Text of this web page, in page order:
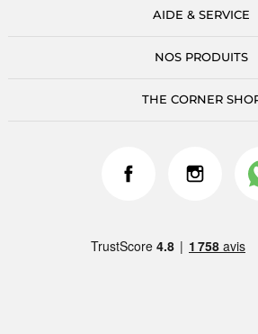
AIDE & SERVICE
NOS PRODUITS
THE CORNER